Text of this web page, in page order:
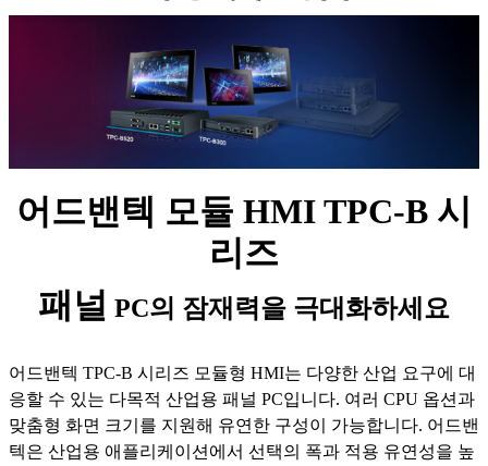
어드밴텍 모듈 HMI TPC-B 시
리즈
패널 PC의 잠재력을 극대화하세요
어드밴텍 TPC-B 시리즈 모듈형 HMI는 다양한 산업 요구에 대
응할 수 있는 다목적 산업용 패널 PC입니다. 여러 CPU 옵션과
맞춤형 화면 크기를 지원해 유연한 구성이 가능합니다. 어드밴
텍은 산업용 애플리케이션에서 선택의 폭과 적용 유연성을 높